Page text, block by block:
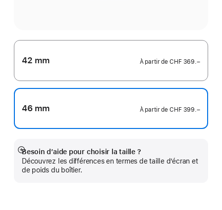
42 mm À partir deCHF 369.–
46 mm À partir deCHF 399.–
Besoin d’aide pour choisir la taille ?
Découvrez les différences en termes de taille d’écran et
de poids du boîtier.
Afficher
plus